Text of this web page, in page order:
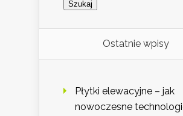
Ostatnie wpisy
Płytki elewacyjne – jak
nowoczesne